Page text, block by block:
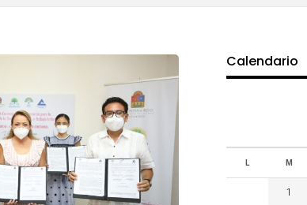
Calendario
L M
1